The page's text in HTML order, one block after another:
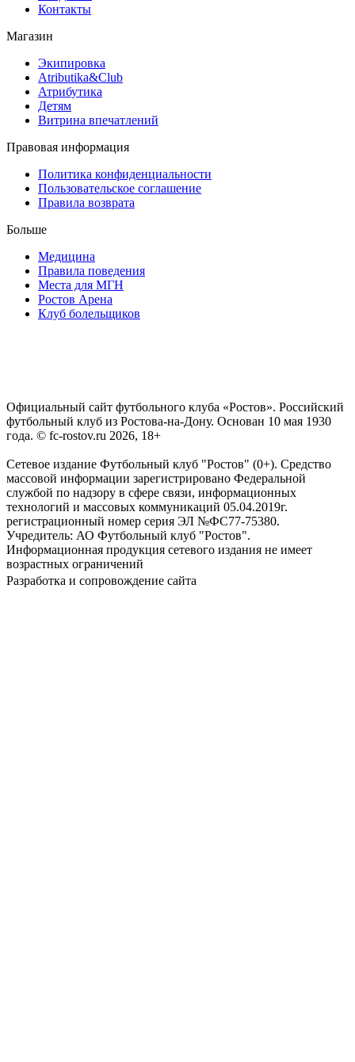
Контакты
Магазин
Экипировка
Atributika&Club
Атрибутика
Детям
Витрина впечатлений
Правовая информация
Политика конфиденциальности
Пользовательское соглашение
Правила возврата
Больше
Медицина
Правила поведения
Места для МГН
Ростов Арена
Клуб болельщиков
Официальный сайт футбольного клуба «Ростов». Российский
футбольный клуб из Ростова-на-Дону. Основан 10 мая 1930
года. © fc-rostov.ru 2026, 18+
Сетевое издание Футбольный клуб "Ростов" (0+). Средство
массовой информации зарегистрировано Федеральной
службой по надзору в сфере связи, информационных
технологий и массовых коммуникаций 05.04.2019г.
регистрационный номер серия ЭЛ №ФС77-75380.
Учредитель: АО Футбольный клуб "Ростов".
Информационная продукция сетевого издания не имеет
возрастных ограничений
Разработка и сопровождение сайта